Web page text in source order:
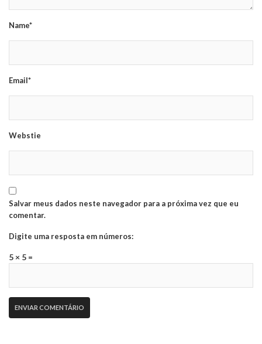
Name*
Email*
Webstie
Salvar meus dados neste navegador para a próxima vez que eu
comentar.
Digite uma resposta em números:
5 × 5 =